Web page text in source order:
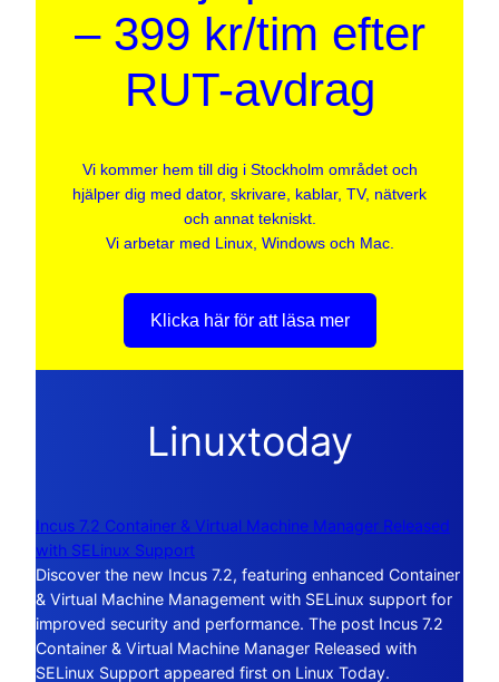
– 399 kr/tim efter
RUT-avdrag
Vi kommer hem till dig i Stockholm området och
hjälper dig med dator, skrivare, kablar, TV, nätverk
och annat tekniskt.
Vi arbetar med Linux, Windows och Mac.
Klicka här för att läsa mer
Linuxtoday
Incus 7.2 Container & Virtual Machine Manager Released
with SELinux Support
Discover the new Incus 7.2, featuring enhanced Container
& Virtual Machine Management with SELinux support for
improved security and performance. The post Incus 7.2
Container & Virtual Machine Manager Released with
SELinux Support appeared first on Linux Today.